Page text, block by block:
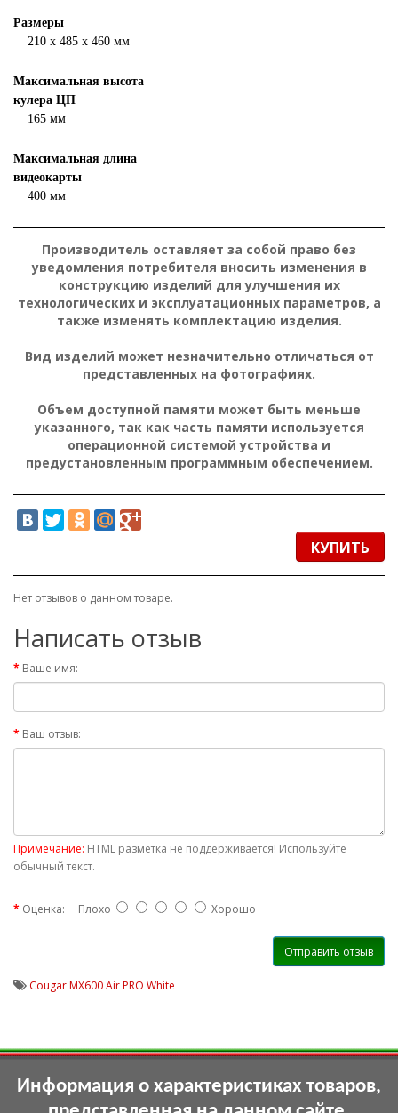
Размеры
210 х 485 х 460 мм
Максимальная высота
кулера ЦП
165 мм
Максимальная длина
видеокарты
400 мм
Производитель оставляет за собой право без
уведомления потребителя вносить изменения в
конструкцию изделий для улучшения их
технологических и эксплуатационных параметров, а
также изменять комплектацию изделия.
Вид изделий может незначительно отличаться от
представленных на фотографиях.
Объем доступной памяти может быть меньше
указанного, так как часть памяти используется
операционной системой устройства и
предустановленным программным обеспечением.
КУПИТЬ
Нет отзывов о данном товаре.
Написать отзыв
Ваше имя:
Ваш отзыв:
Примечание: HTML разметка не поддерживается! Используйте
обычный текст.
Оценка: Плохо Хорошо
Отправить отзыв
Cougar MX600 Air PRO White
Информация о характеристиках товаров,